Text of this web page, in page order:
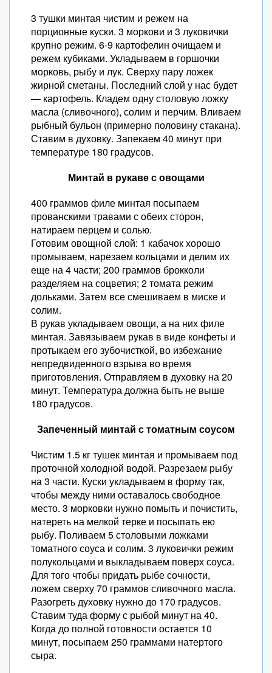
3 тушки минтая чистим и режем на
порционные куски. 3 моркови и 3 луковички
крупно режим. 6-9 картофелин очищаем и
режем кубиками. Укладываем в горшочки
морковь, рыбу и лук. Сверху пару ложек
жирной сметаны. Последний слой у нас будет
— картофель. Кладем одну столовую ложку
масла (сливочного), солим и перчим. Вливаем
рыбный бульон (примерно половину стакана).
Ставим в духовку. Запекаем 40 минут при
температуре 180 градусов.
Минтай в рукаве с овощами
400 граммов филе минтая посыпаем
прованскими травами с обеих сторон,
натираем перцем и солью.
Готовим овощной слой: 1 кабачок хорошо
промываем, нарезаем кольцами и делим их
еще на 4 части; 200 граммов брокколи
разделяем на соцветия; 2 томата режим
дольками. Затем все смешиваем в миске и
солим.
В рукав укладываем овощи, а на них филе
минтая. Завязываем рукав в виде конфеты и
протыкаем его зубочисткой, во избежание
непредвиденного взрыва во время
приготовления. Отправляем в духовку на 20
минут. Температура должна быть не выше
180 градусов.
Запеченный минтай с томатным соусом
Чистим 1.5 кг тушек минтая и промываем под
проточной холодной водой. Разрезаем рыбу
на 3 части. Куски укладываем в форму так,
чтобы между ними оставалось свободное
место. 3 морковки нужно помыть и почистить,
натереть на мелкой терке и посыпать ею
рыбу. Поливаем 5 столовыми ложками
томатного соуса и солим. 3 луковички режим
полукольцами и выкладываем поверх соуса.
Для того чтобы придать рыбе сочности,
ложем сверху 70 граммов сливочного масла.
Разогреть духовку нужно до 170 градусов.
Ставим туда форму с рыбой минут на 40.
Когда до полной готовности остается 10
минут, посыпаем 250 граммами натертого
сыра.